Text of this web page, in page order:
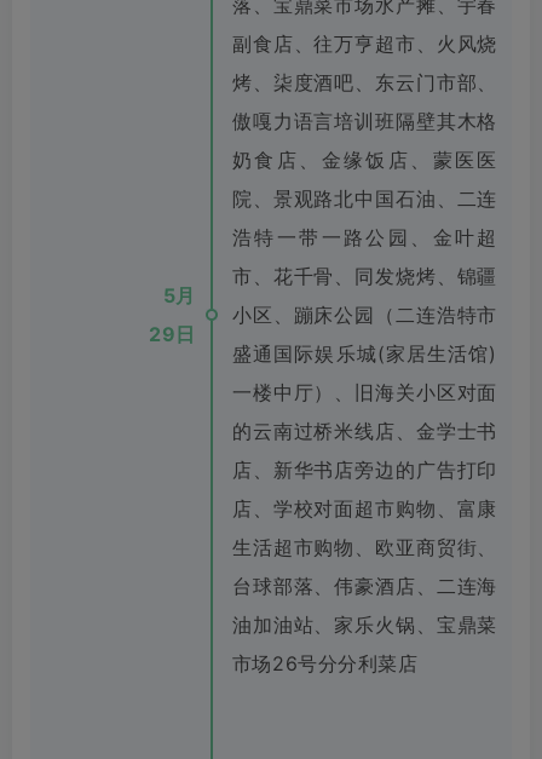
5月
29日
副食店、往万亨超市、火风烧
烤、柒度酒吧、东云门市部、
傲嘎力语言培训班隔壁其木格
奶食店、金缘饭店、蒙医医
院、景观路北中国石油、二连
浩特一带一路公园、金叶超
市、花千骨、同发烧烤、锦疆
小区、蹦床公园（二连浩特市
盛通国际娱乐城(家居生活馆)
一楼中厅）、旧海关小区对面
的云南过桥米线店、金学士书
店、新华书店旁边的广告打印
店、学校对面超市购物、富康
生活超市购物、欧亚商贸街、
台球部落、伟豪酒店、二连海
油加油站、家乐火锅、宝鼎菜
市场26号分分利菜店